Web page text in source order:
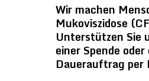
Wir machen
Mukoviszidose
Unterstützen Sie
einer Spende
Dauerauftrag per